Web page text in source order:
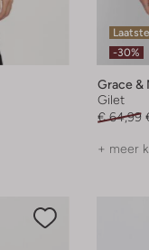
-30%
Grace &
Gilet
€ 64,99
+ meer